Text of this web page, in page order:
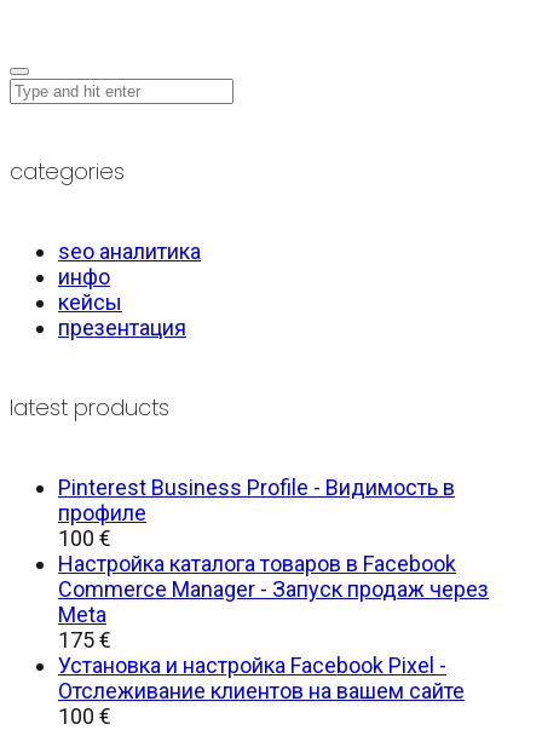
categories
seo аналитика
инфо
кейсы
презентация
latest products
Pinterest Business Profile - Видимость в
профиле
100 €
Настройка каталога товаров в Facebook
Commerce Manager - Запуск продаж через
Meta
175€
Установка и настройка Facebook Pixel -
Отслеживание клиентов на вашем сайте
100 €